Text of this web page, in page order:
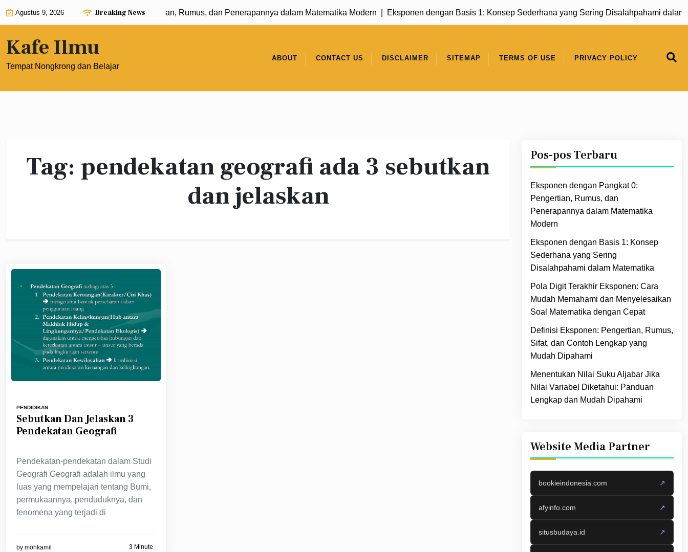
Agustus 9, 2026 Breaking News
Eksponen dengan Pangkat 0: Pengertian, Rumus, dan Penerapannya dalam Matematika Modern |Eksponen dengan Basis 1: Konsep Sederhana yang Sering Disalahpahami dalam
Kafe Ilmu
Tempat Nongkrong dan Belajar
ABOUT CONTACT US DISCLAIMER SITEMAP TERMS OF USE PRIVACY POLICY
Tag: pendekatan geografi ada 3 sebutkan
dan jelaskan
PENDIDIKAN
Sebutkan Dan Jelaskan 3
Pendekatan Geografi
Pendekatan-pendekatan dalam Studi
Geografi Geografi adalah ilmu yang
luas yang mempelajari tentang Bumi,
permukaannya, penduduknya, dan
fenomena yang terjadi di
by mohkamil 3 Minute
Pos-pos Terbaru
Eksponen dengan Pangkat 0:
Pengertian, Rumus, dan
Penerapannya dalam Matematika
Modern
Eksponen dengan Basis 1: Konsep
Sederhana yang Sering
Disalahpahami dalam Matematika
Pola Digit Terakhir Eksponen: Cara
Mudah Memahami dan Menyelesaikan
Soal Matematika dengan Cepat
Definisi Eksponen: Pengertian, Rumus,
Sifat, dan Contoh Lengkap yang
Mudah Dipahami
Menentukan Nilai Suku Aljabar Jika
Nilai Variabel Diketahui: Panduan
Lengkap dan Mudah Dipahami
Website Media Partner
bookieindonesia.com ↗
afyinfo.com ↗
situsbudaya.id ↗